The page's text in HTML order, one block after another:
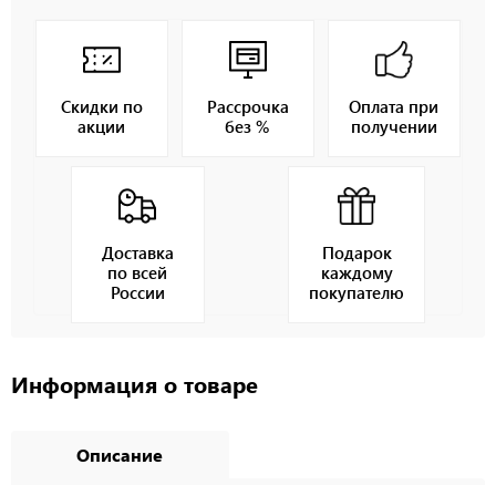
Скидки по
акции
Рассрочка
без %
Оплата при
получении
Доставка
по всей
России
Подарок
каждому
покупателю
Информация о товаре
Описание